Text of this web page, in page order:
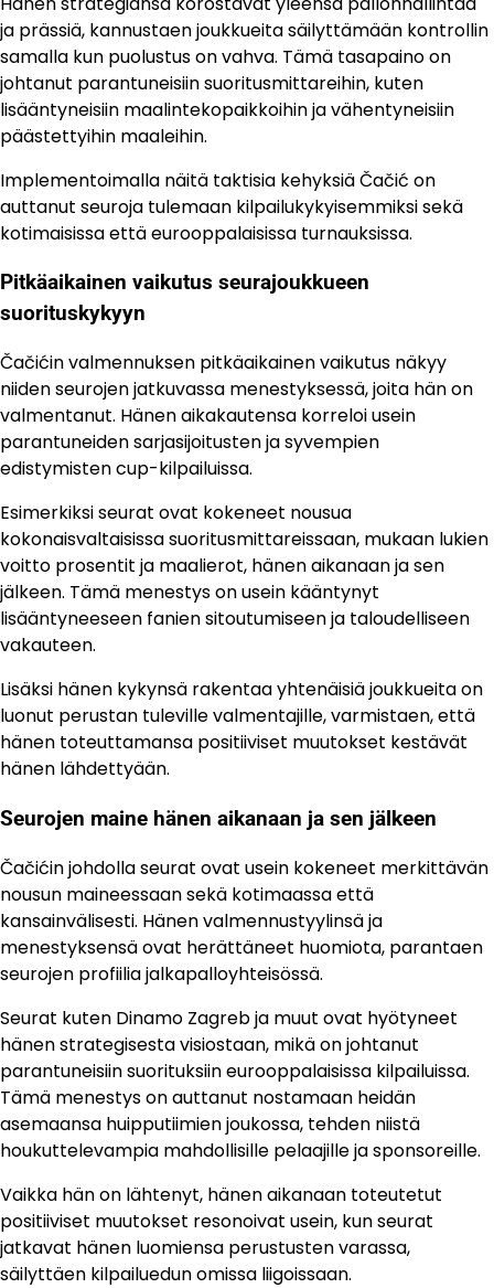
ja prässiä, kannustaen joukkueita säilyttämään kontrollin
samalla kun puolustus on vahva. Tämä tasapaino on
johtanut parantuneisiin suoritusmittareihin, kuten
lisääntyneisiin maalintekopaikkoihin ja vähentyneisiin
päästettyihin maaleihin.
Implementoimalla näitä taktisia kehyksiä Čačić on
auttanut seuroja tulemaan kilpailukykyisemmiksi sekä
kotimaisissa että eurooppalaisissa turnauksissa.
Pitkäaikainen vaikutus seurajoukkueen
suorituskykyyn
Čačićin valmennuksen pitkäaikainen vaikutus näkyy
niiden seurojen jatkuvassa menestyksessä, joita hän on
valmentanut. Hänen aikakautensa korreloi usein
parantuneiden sarjasijoitusten ja syvempien
edistymisten cup-kilpailuissa.
Esimerkiksi seurat ovat kokeneet nousua
kokonaisvaltaisissa suoritusmittareissaan, mukaan lukien
voitto prosentit ja maalierot, hänen aikanaan ja sen
jälkeen. Tämä menestys on usein kääntynyt
lisääntyneeseen fanien sitoutumiseen ja taloudelliseen
vakauteen.
Lisäksi hänen kykynsä rakentaa yhtenäisiä joukkueita on
luonut perustan tuleville valmentajille, varmistaen, että
hänen toteuttamansa positiiviset muutokset kestävät
hänen lähdettyään.
Seurojen maine hänen aikanaan ja sen jälkeen
Čačićin johdolla seurat ovat usein kokeneet merkittävän
nousun maineessaan sekä kotimaassa että
kansainvälisesti. Hänen valmennustyylinsä ja
menestyksensä ovat herättäneet huomiota, parantaen
seurojen profiilia jalkapalloyhteisössä.
Seurat kuten Dinamo Zagreb ja muut ovat hyötyneet
hänen strategisesta visiostaan, mikä on johtanut
parantuneisiin suorituksiin eurooppalaisissa kilpailuissa.
Tämä menestys on auttanut nostamaan heidän
asemaansa huipputiimien joukossa, tehden niistä
houkuttelevampia mahdollisille pelaajille ja sponsoreille.
Vaikka hän on lähtenyt, hänen aikanaan toteutetut
positiiviset muutokset resonoivat usein, kun seurat
jatkavat hänen luomiensa perustusten varassa,
säilyttäen kilpailuedun omissa liigoissaan.